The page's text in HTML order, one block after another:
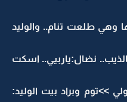
وهي طلعت تنام.. والوليد
يالذيب.. نضال:ياربيي.. اسكت
>>توم وبراد بيت الوليد: